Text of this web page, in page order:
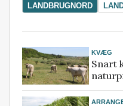
LANDBRUGNORD
KVÆG
Snart